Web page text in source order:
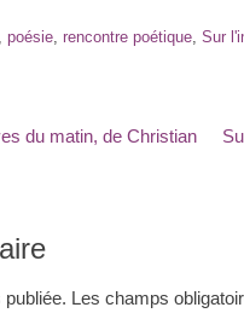
, poésie, rencontre poétique, Sur
du matin, de Christian
Les champs